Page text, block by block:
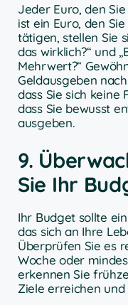
Jeder Euro, den
ist ein Euro, den
tätigen, stellen Sie
das wirklich?“ und
Mehrwert?“
Geldausgeben
dass Sie sich keine
dass Sie bewusst
ausgeben.
9.
Sie Ihr
Ihr Budget sollte
das sich an Ihre
Überprüfen Sie es
Woche oder
erkennen Sie
Ziele erreichen